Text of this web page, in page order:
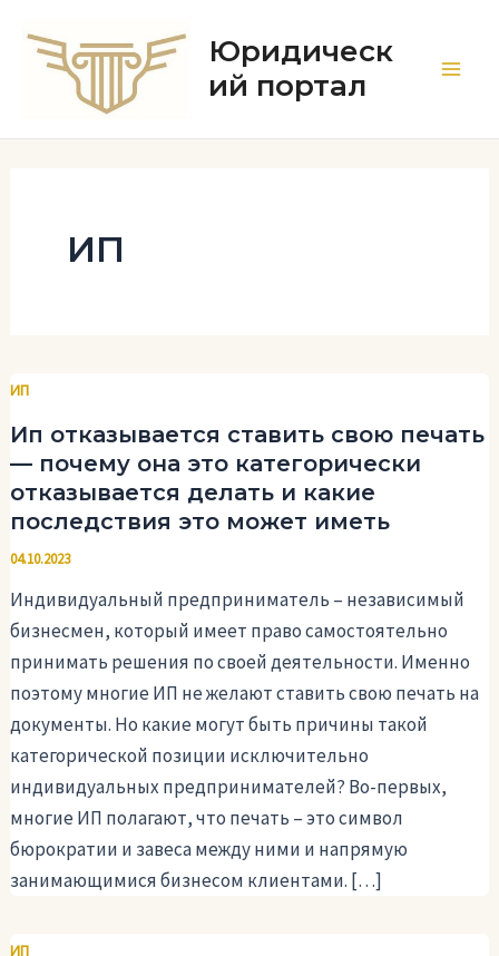
содержимому
Юридическ
ий портал
ИП
ИП
Ип отказывается ставить свою печать
— почему она это категорически
отказывается делать и какие
последствия это может иметь
04.10.2023
Индивидуальный предприниматель – независимый
бизнесмен, который имеет право самостоятельно
принимать решения по своей деятельности. Именно
поэтому многие ИП не желают ставить свою печать на
документы. Но какие могут быть причины такой
категорической позиции исключительно
индивидуальных предпринимателей? Во-первых,
многие ИП полагают, что печать – это символ
бюрократии и завеса между ними и напрямую
занимающимися бизнесом клиентами. […]
ИП